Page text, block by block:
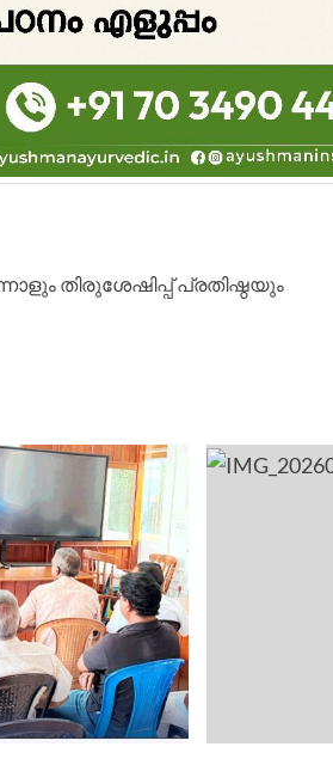
തിരുശേഷിപ്പ് പ്രതിഷ്ഠയും